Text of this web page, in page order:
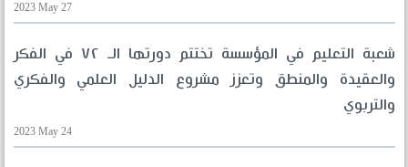
2023 May 27
شعبة التعليم في المؤسسة تختتم دورتها الـ ٧٢ في الفكر
والعقيدة والمنطق وتعزز مشروع الدليل العلمي والفكري
والتربوي
2023 May 24